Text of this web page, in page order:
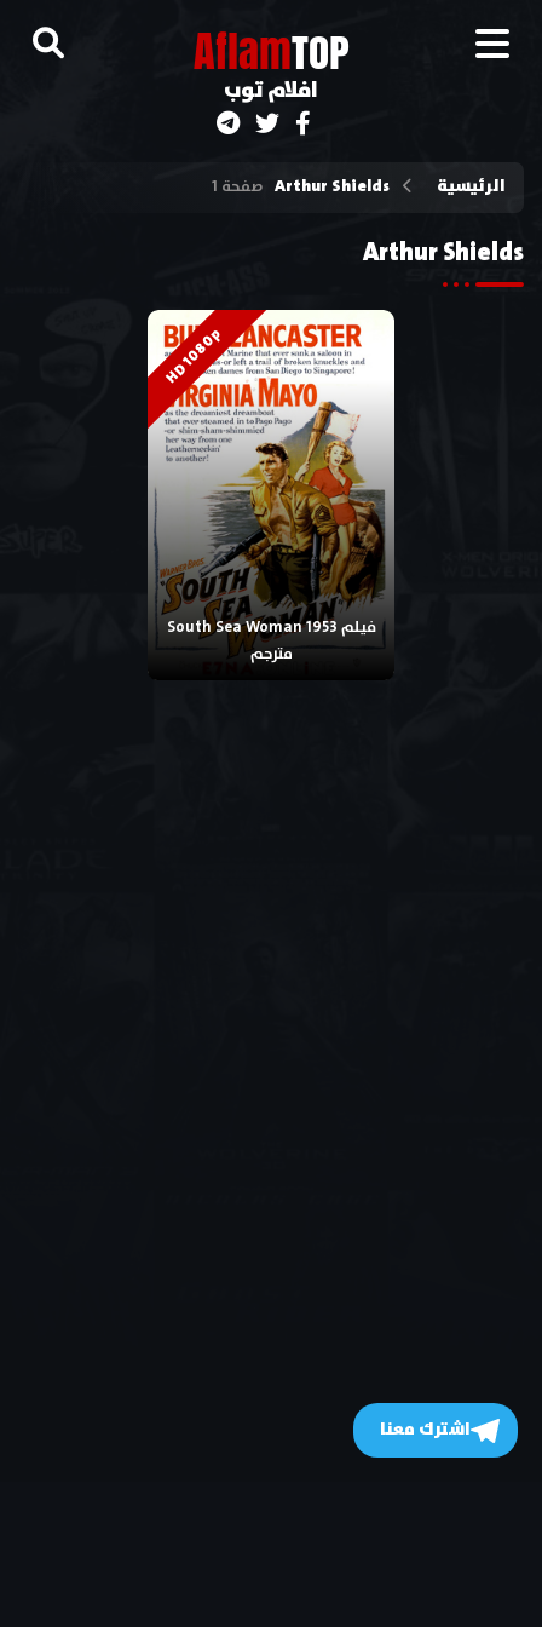
AflamTOP
افلام توب
الرئيسية Arthur Shields صفحة 1
Arthur Shields
HD 1080p
فيلم South Sea Woman 1953
مترجم
اشترك معنا